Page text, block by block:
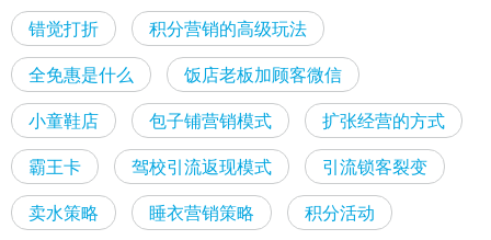
错觉打折
积分营销的高级玩法
全免惠是什么
饭店老板加顾客微信
小童鞋店
包子铺营销模式
扩张经营的方式
霸王卡
驾校引流返现模式
引流锁客裂变
卖水策略
睡衣营销策略
积分活动